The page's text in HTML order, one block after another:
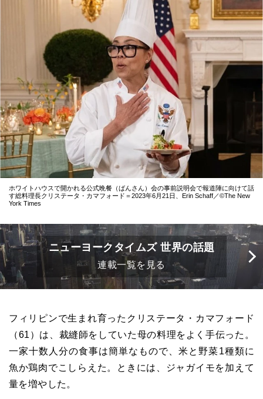
ホワイトハウスで開かれる公式晩餐（ばんさん）会の事前説明会で報道陣に向けて話
す総料理長クリステータ・カマフォード＝2023年6月21日、Erin Schaff／©The New
York Times
ニューヨークタイムズ 世界の話題
連載一覧を見る
フィリピンで生まれ育ったクリステータ・カマフォード
（61）は、裁縫師をしていた母の料理をよく手伝った。
一家十数人分の食事は簡単なもので、米と野菜1種類に
魚か鶏肉でこしらえた。ときには、ジャガイモを加えて
量を増やした。